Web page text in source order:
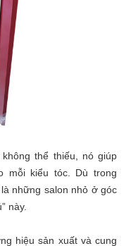
không thể thiếu, nó giúp
mỗi kiểu tóc. Dù trong
những salon nhỏ ở góc
này.
hiệu sản xuất và cung